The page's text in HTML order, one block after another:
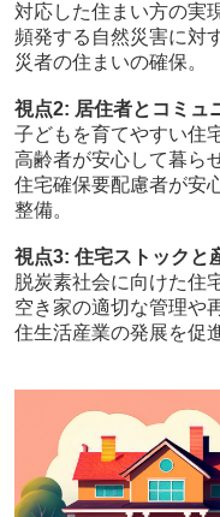
対応した住まい方の実
頻発する自然災害に対
災者の住まいの確保。
視点2: 居住者とコミュ
子どもを育てやすい住
高齢者が安心して暮ら
住宅確保要配慮者が安
整備。
視点3: 住宅ストックと
脱炭素社会に向けた住
空き家の適切な管理や
住生活産業の発展を促